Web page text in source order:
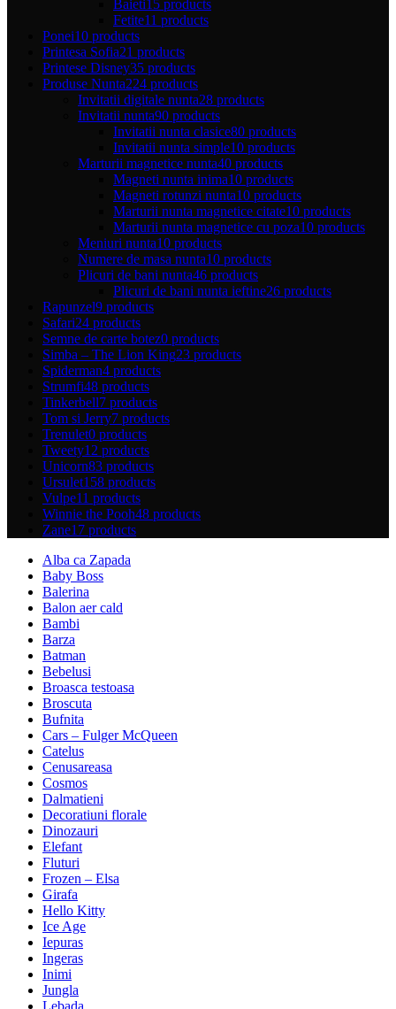
Baieti15 products
Fetite11 products
Ponei10 products
Printesa Sofia21 products
Printese Disney35 products
Produse Nunta224 products
Invitatii digitale nunta28 products
Invitatii nunta90 products
Invitatii nunta clasice80 products
Invitatii nunta simple10 products
Marturii magnetice nunta40 products
Magneti nunta inima10 products
Magneti rotunzi nunta10 products
Marturii nunta magnetice citate10 products
Marturii nunta magnetice cu poza10 products
Meniuri nunta10 products
Numere de masa nunta10 products
Plicuri de bani nunta46 products
Plicuri de bani nunta ieftine26 products
Rapunzel9 products
Safari24 products
Semne de carte botez0 products
Simba – The Lion King23 products
Spiderman4 products
Strumfi48 products
Tinkerbell7 products
Tom si Jerry7 products
Trenulet0 products
Tweety12 products
Unicorn83 products
Ursulet158 products
Vulpe11 products
Winnie the Pooh48 products
Zane17 products
Alba ca Zapada
Baby Boss
Balerina
Balon aer cald
Bambi
Barza
Batman
Bebelusi
Broasca testoasa
Broscuta
Bufnita
Cars – Fulger McQueen
Catelus
Cenusareasa
Cosmos
Dalmatieni
Decoratiuni florale
Dinozauri
Elefant
Fluturi
Frozen – Elsa
Girafa
Hello Kitty
Ice Age
Iepuras
Ingeras
Inimi
Jungla